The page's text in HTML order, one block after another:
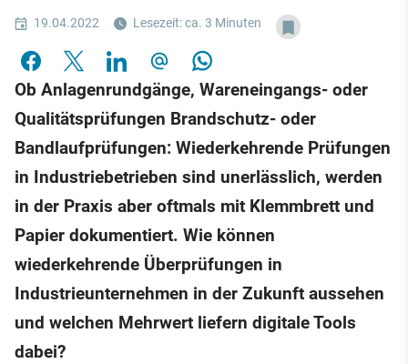
19.04.2022 Lesezeit: ca. 3 Minuten
Ob Anlagenrundgänge, Wareneingangs- oder
Qualitätsprüfungen Brandschutz- oder
Bandlaufprüfungen: Wiederkehrende Prüfungen
in Industriebetrieben sind unerlässlich, werden
in der Praxis aber oftmals mit Klemmbrett und
Papier dokumentiert. Wie können
wiederkehrende Überprüfungen in
Industrieunternehmen in der Zukunft aussehen
und welchen Mehrwert liefern digitale Tools
dabei?